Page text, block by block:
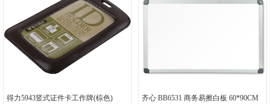
得力5943竖式证件卡工作牌(棕色) 齐心 BB6531 商务易擦白板 60*90CM